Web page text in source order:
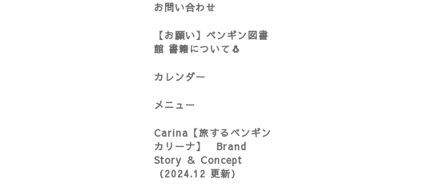
お問い合わせ
【お願い】ペンギン図書
館 書籍について🐧
カレンダー
メニュー
Carina【旅するペンギン
カリーナ】 Brand
Story ＆ Concept
（2024.12 更新）